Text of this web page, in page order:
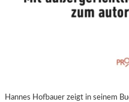
Hannes Hofbauer zeigt in seinem